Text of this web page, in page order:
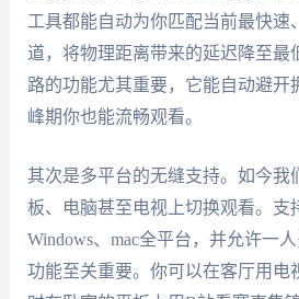
工具都能自动为你匹配当前最快速
道，将物理距离带来的延迟降至最
路的功能尤其重要，它能自动避开
峰期你也能流畅观看。
其次是多平台的无缝支持。如今我
板、电脑甚至电视上切换观看。支
Windows、mac全平台，并允许一
功能至关重要。你可以在客厅用电